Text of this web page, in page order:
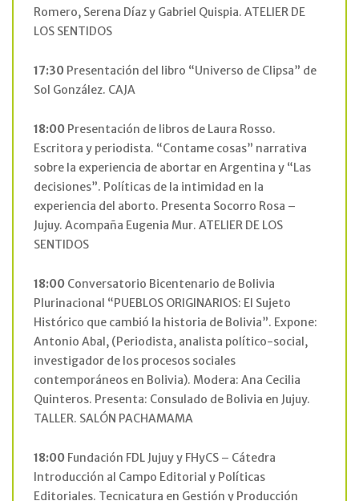
Romero, Serena Díaz y Gabriel Quispia. ATELIER DE
LOS SENTIDOS
17:30 Presentación del libro “Universo de Clipsa” de
Sol González. CAJA
18:00 Presentación de libros de Laura Rosso.
Escritora y periodista. “Contame cosas” narrativa
sobre la experiencia de abortar en Argentina y “Las
decisiones”. Políticas de la intimidad en la
experiencia del aborto. Presenta Socorro Rosa –
Jujuy. Acompaña Eugenia Mur. ATELIER DE LOS
SENTIDOS
18:00 Conversatorio Bicentenario de Bolivia
Plurinacional “PUEBLOS ORIGINARIOS: El Sujeto
Histórico que cambió la historia de Bolivia”. Expone:
Antonio Abal, (Periodista, analista político-social,
investigador de los procesos sociales
contemporáneos en Bolivia). Modera: Ana Cecilia
Quinteros. Presenta: Consulado de Bolivia en Jujuy.
TALLER. SALÓN PACHAMAMA
18:00 Fundación FDL Jujuy y FHyCS – Cátedra
Introducción al Campo Editorial y Políticas
Editoriales. Tecnicatura en Gestión y Producción